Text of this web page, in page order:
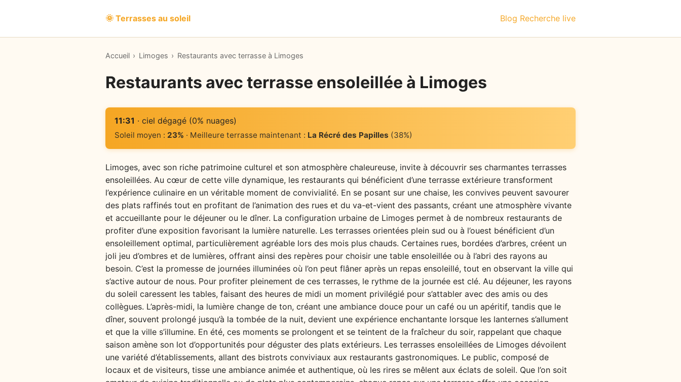
🌞 Terrasses au soleil Blog Recherche live
Accueil › Limoges › Restaurants avec terrasse à Limoges
Restaurants avec terrasse ensoleillée à Limoges
11:31 · ciel dégagé (0% nuages)
Soleil moyen : 23% · Meilleure terrasse maintenant : La Récré des Papilles (38%)
Limoges, avec son riche patrimoine culturel et son atmosphère chaleureuse, invite à découvrir ses charmantes terrasses
ensoleillées. Au cœur de cette ville dynamique, les restaurants qui bénéficient d’une terrasse extérieure transforment
l’expérience culinaire en un véritable moment de convivialité. En se posant sur une chaise, les convives peuvent savourer
des plats raffinés tout en profitant de l’animation des rues et du va-et-vient des passants, créant une atmosphère vivante
et accueillante pour le déjeuner ou le dîner. La configuration urbaine de Limoges permet à de nombreux restaurants de
profiter d’une exposition favorisant la lumière naturelle. Les terrasses orientées plein sud ou à l’ouest bénéficient d’un
ensoleillement optimal, particulièrement agréable lors des mois plus chauds. Certaines rues, bordées d’arbres, créent un
joli jeu d’ombres et de lumières, offrant ainsi des repères pour choisir une table ensoleillée ou à l’abri des rayons au
besoin. C’est la promesse de journées illuminées où l’on peut flâner après un repas ensoleillé, tout en observant la ville qui
s’active autour de nous. Pour profiter pleinement de ces terrasses, le rythme de la journée est clé. Au déjeuner, les rayons
du soleil caressent les tables, faisant des heures de midi un moment privilégié pour s’attabler avec des amis ou des
collègues. L’après-midi, la lumière change de ton, créant une ambiance douce pour un café ou un apéritif, tandis que le
dîner, souvent prolongé jusqu’à la tombée de la nuit, devient une expérience enchantante lorsque les lanternes s’allument
et que la ville s’illumine. En été, ces moments se prolongent et se teintent de la fraîcheur du soir, rappelant que chaque
saison amène son lot d’opportunités pour déguster des plats extérieurs. Les terrasses ensoleillées de Limoges dévoilent
une variété d’établissements, allant des bistrots conviviaux aux restaurants gastronomiques. Le public, composé de
locaux et de visiteurs, tisse une ambiance animée et authentique, où les rires se mêlent aux éclats de soleil. Que l’on soit